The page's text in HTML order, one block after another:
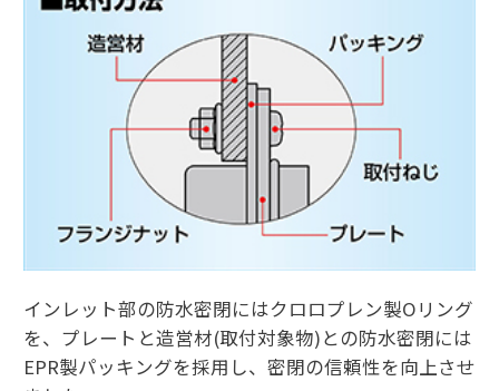
インレット部の防水密閉にはクロロプレン製Oリング
を、プレートと造営材(取付対象物)との防水密閉には
EPR製パッキングを採用し、密閉の信頼性を向上させ